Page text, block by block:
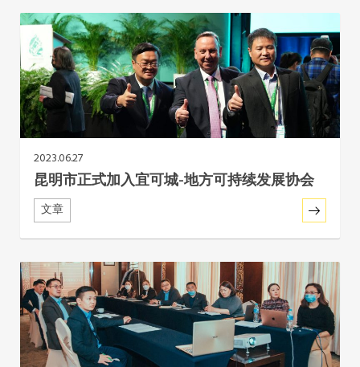
非洲秘书处
欧洲秘书处
加拿大办公室
美国办公室
墨西哥、中美洲和加勒比海区秘书处
大洋洲秘书处
南美洲秘书处
南亚秘书处
2023.06.27
昆明市正式加入宜可城-地方可持续发展协会
文章